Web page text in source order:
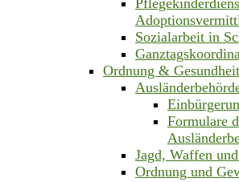
Sozialarbeit in
Ordnung & Gesundheit
Formulare
Jagd, Waffen
Ordnung und